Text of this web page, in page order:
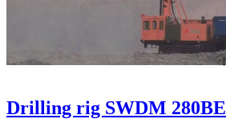
Drilling rig SWDM 280BE